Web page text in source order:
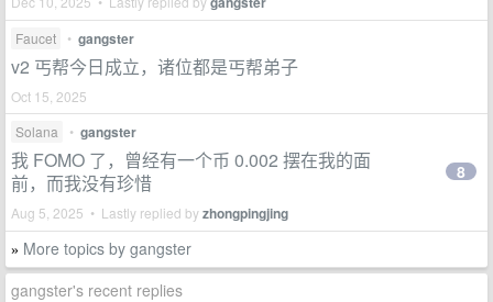
Faucet • gangster
v2 丐帮今日成立，诸位都是丐帮弟子
Oct 15, 2025
Solana
• gangster
我 FOMO 了，曾经有一个币 0.002 摆在我的面
前，而我没有珍惜
Aug 5, 2025 • Lastly replied byzhongpingjing
8
» More topics by gangster
gangster's recent replies